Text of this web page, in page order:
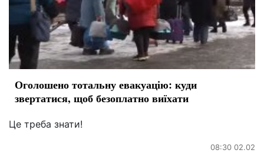
Оголошено тотальну евакуацію: куди
звертатися, щоб безоплатно виїхати
Це треба знати!
08:30 02.02